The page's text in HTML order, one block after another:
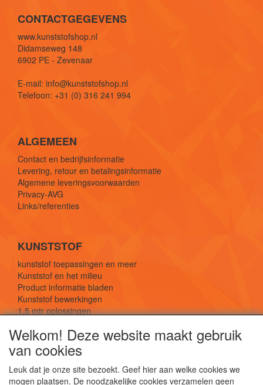
CONTACTGEGEVENS
www.kunststofshop.nl
Didamseweg 148
6902 PE - Zevenaar
E-mail: info@kunststofshop.nl
Telefoon: +31 (0) 316 241 994
ALGEMEEN
Contact en bedrijfsinformatie
Levering, retour en betalingsinformatie
Algemene leveringsvoorwaarden
Privacy-AVG
Links/referenties
KUNSTSTOF
kunststof toepassingen en meer
Kunststof en het milieu
Product informatie bladen
Kunststof bewerkingen
1,5 mtr oplossingen
SOCIALE MEDIA
Welkom! Deze website maakt gebruik
van cookies
Leuk dat je onze site bezoekt. Geef hier aan welke cookies we
mogen plaatsen. De noodzakelijke cookies verzamelen geen